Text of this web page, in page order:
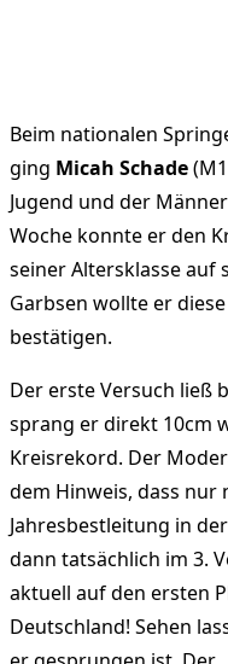
Beim nationalen
ging Micah Schade
Jugend und der
Woche konnte er den
seiner Altersklasse auf
Garbsen wollte er
bestätigen.
Der erste Versuch ließ
sprang er direkt 10cm
Kreisrekord. Der
dem Hinweis, dass nur
Jahresbestleitung in
dann tatsächlich im 3.
aktuell auf den ersten
Deutschland! Sehen